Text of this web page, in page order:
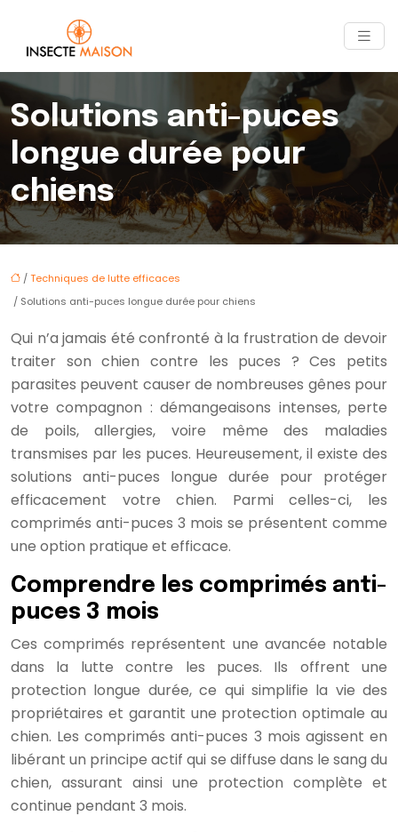
Solutions anti-puces
longue durée pour
chiens
/Techniques de lutte efficaces
/ Solutions anti-puces longue durée pour chiens
Qui n’a jamais été confronté à la frustration de devoir
traiter son chien contre les puces ? Ces petits
parasites peuvent causer de nombreuses gênes pour
votre compagnon : démangeaisons intenses, perte
de poils, allergies, voire même des maladies
transmises par les puces. Heureusement, il existe des
solutions anti-puces longue durée pour protéger
efficacement votre chien. Parmi celles-ci, les
comprimés anti-puces 3 mois se présentent comme
une option pratique et efficace.
Comprendre les comprimés anti-
puces 3 mois
Ces comprimés représentent une avancée notable
dans la lutte contre les puces. Ils offrent une
protection longue durée, ce qui simplifie la vie des
propriétaires et garantit une protection optimale au
chien. Les comprimés anti-puces 3 mois agissent en
libérant un principe actif qui se diffuse dans le sang du
chien, assurant ainsi une protection complète et
continue pendant 3 mois.